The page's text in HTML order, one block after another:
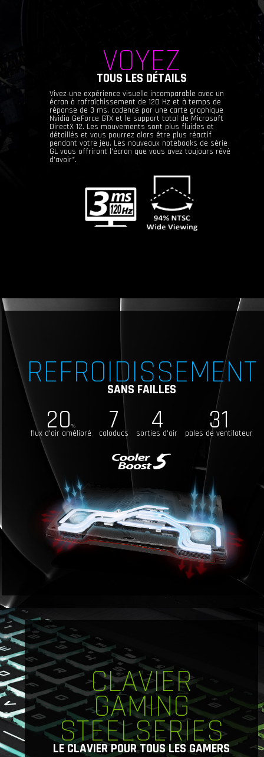
VOYEZ
TOUS LES DÉTAILS
Vivez une expérience visuelle incomparable avec un
écran à rafraîchissement de 120 Hz et à temps de
réponse de 3 ms, cadencé par une carte graphique
Nvidia GeForce GTX et le support total de Microsoft
DirectX 12. Les mouvements sont plus fluides et
détaillés et vous pourrez alors être plus réactif
pendant votre jeu. Les nouveaux notebooks de série
GL vous offriront l'écran que vous avez toujours rêvé
d'avoir*.
REFROIDISSEMENT
SANS FAILLES
20 %
flux d'air amélioré 7
caloducs 4
sorties d'air 31
pales de ventilateur
CLAVIER
GAMING
STEELSERIES
LE CLAVIER POUR TOUS LES GAMERS